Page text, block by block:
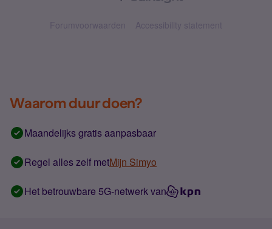
Forumvoorwaarden Accessibility statement
Waarom duur doen?
Maandelijks gratis aanpasbaar
Regel alles zelf metMijn Simyo
Het betrouwbare 5G-netwerk van